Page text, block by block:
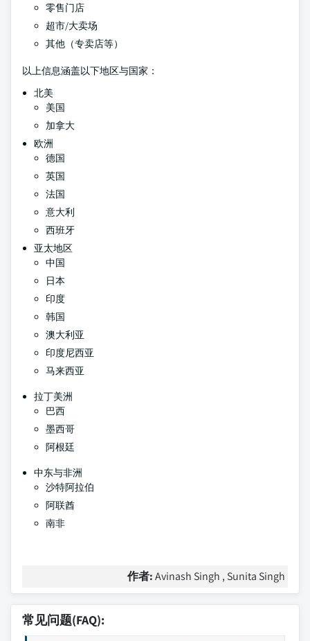
零售门店
超市/大卖场
其他（专卖店等）
以上信息涵盖以下地区与国家：
北美
美国
加拿大
欧洲
德国
英国
法国
意大利
西班牙
亚太地区
中国
日本
印度
韩国
澳大利亚
印度尼西亚
马来西亚
拉丁美洲
巴西
墨西哥
阿根廷
中东与非洲
沙特阿拉伯
阿联酋
南非
作者:Avinash Singh , Sunita Singh
常见问题(FAQ):